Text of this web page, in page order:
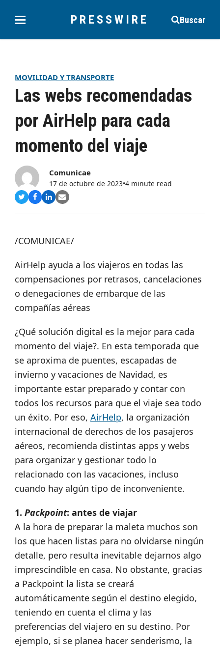
PRESSWIRE Buscar
MOVILIDAD Y TRANSPORTE
Las webs recomendadas
por AirHelp para cada
momento del viaje
Comunicae
17 de octubre de 2023•4 minute read
Compartir
Twitter
Compartir
Facebook
Compartir
LinkedIn
Share
Email
/COMUNICAE/
AirHelp ayuda a los viajeros en todas las
compensaciones por retrasos, cancelaciones
o denegaciones de embarque de las
compañías aéreas
¿Qué solución digital es la mejor para cada
momento del viaje?. En esta temporada que
se aproxima de puentes, escapadas de
invierno y vacaciones de Navidad, es
importante estar preparado y contar con
todos los recursos para que el viaje sea todo
un éxito. Por eso, AirHelp, la organización
internacional de derechos de los pasajeros
aéreos, recomienda distintas apps y webs
para organizar y gestionar todo lo
relacionado con las vacaciones, incluso
cuando hay algún tipo de inconveniente.
1. Packpoint: antes de viajar
A la hora de preparar la maleta muchos son
los que hacen listas para no olvidarse ningún
detalle, pero resulta inevitable dejarnos algo
imprescindible en casa. No obstante, gracias
a Packpoint la lista se creará
automáticamente según el destino elegido,
teniendo en cuenta el clima y las
preferencias del viajero en su destino. Por
ejemplo, si se planea hacer senderismo, la